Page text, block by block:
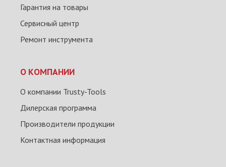
Гарантия на товары
Сервисный центр
Ремонт инструмента
О КОМПАНИИ
О компании Trusty-Tools
Дилерская программа
Производители продукции
Контактная информация